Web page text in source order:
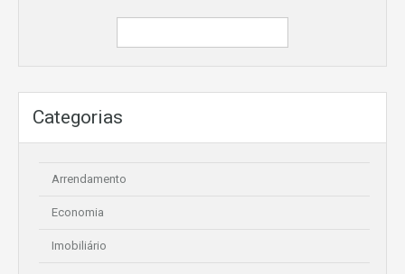
Categorias
Arrendamento
Economia
Imobiliário